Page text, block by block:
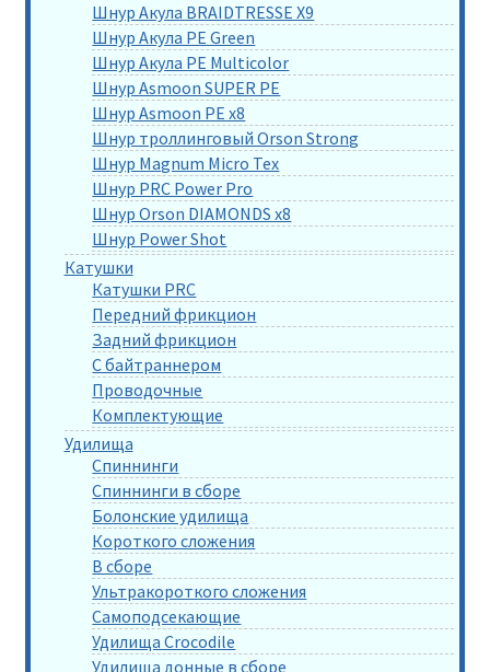
Шнур Акула BRAIDTRESSE X9
Шнур Акула PE Green
Шнур Акула PE Multicolor
Шнур Asmoon SUPER PE
Шнур Asmoon PE x8
Шнур троллинговый Orson Strong
Шнур Magnum Micro Tex
Шнур PRC Power Pro
Шнур Orson DIAMONDS x8
Шнур Power Shot
Катушки
Катушки PRC
Передний фрикцион
Задний фрикцион
С байтраннером
Проводочные
Комплектующие
Удилища
Спиннинги
Спиннинги в сборе
Болонские удилища
Короткого сложения
В сборе
Ультракороткого сложения
Самоподсекающие
Удилища Crocodile
Удилища донные в сборе